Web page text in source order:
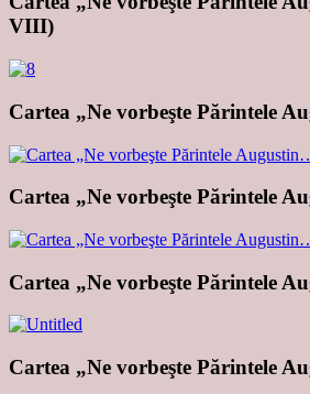
VIII)
Cartea „Ne vorbeşte Părintele
Cartea „Ne vorbeşte Părintele
Cartea „Ne vorbeşte Părintele
Cartea „Ne vorbeşte Părintele